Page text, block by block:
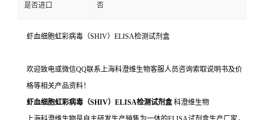
是否进口 否
虾血细胞虹彩病毒（SHIV）ELISA检测试剂盒
欢迎致电或微信QQ联系上海科澄维生物客服人员咨询索取说明书及价
格等相关产品资料！
虾血细胞虹彩病毒（SHIV）ELISA检测试剂盒 科澄维生物